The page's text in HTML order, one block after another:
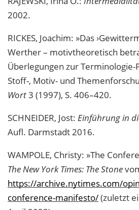
2002.
RICKES, Joachim: »Das
Werther – motivtheoretisch
Überlegungen zur
Stoff-, Motiv- und
Wort3 (1997), S. 406–420.
SCHNEIDER, Jost: Einführung in
Aufl. Darmstadt 2016.
WAMPOLE, Christy: »The
The New York Times: The Stone
https://archive.nytimes.com/
conference-manifesto/(zuletzt